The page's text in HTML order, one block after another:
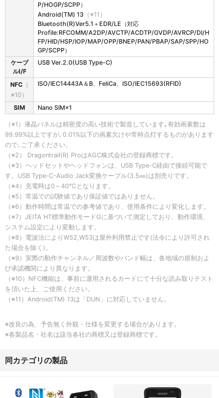
P/HOGP/SCPP）
Android(TM) 13 （※11）
Bluetooth(R)Ver5.1＋EDR/LE（対応
Profile:RFCOMM/A2DP/AVCTP/ACDTP/GVDP/AVRCP/DI/H
FP/HID/HSP/IOP/MAP/OPP/BNEP/PAN/PBAP/SAP/SPP/HO
GP/SCPP）
ケーブ
ルI/F
USB Ver.2.0(USB Type-C)
NFC（
※10）
ISO/IEC14443A＆B、FeliCa、ISO/IEC15693(RFID)
SIM Nano SIM×1
（※1）液晶パネルは精密度の高い技術で製造しています｡有効画素数は
99.99%以上ですが､0.01%以下の画素欠けや常時点灯するものがあります
ので､ご了承ください。
（※2） Dragontrail(R) ProはAGC株式会社の登録商標です。
（※3）ヘッドセットやヘッドフォンは、USB Type-C経由で接続可能で
す。USB Type-C-Audio Jack変換ケーブル(3.5㎜)は別売りです。
（※4）充電時は0～40℃となります。
（※5）常温での試験値であり保証値ではありません。
（※6）動作時間は常温での参考値であり、使用条件により変化します。
（※7）JEITA HT標準動作モードGに基づいて測定しており、動作環境、
システム設定により変動します。
（※8）電波法によりW52,W53は屋外利用禁止です(法令により許可され
た場合を除く)。
（※9）実際の動作チャンネル／周波数やバンド幅は、各地域の規制およ
び承認機関により異なります。
（※10）NFC機能は、事前に運用されるカードにて十分な読み取りテスト
を頂いた上、ご使用ください。
（※11）Android(TM) 13は「DUN」に対応していません。
※改良の為、予告無く外観・仕様を変更する場合があります。
※各製品名・社名は該当各社の商標又は登録商標です。
同カテゴリの製品